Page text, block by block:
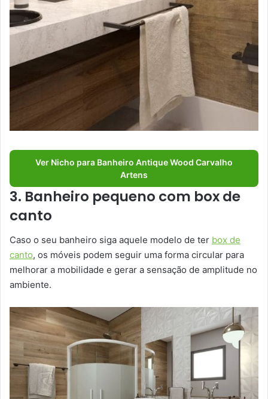
Ver Nicho para Banheiro Antique Wood Carvalho
Artens
3. Banheiro pequeno com box de
canto
Caso o seu banheiro siga aquele modelo de ter box de
canto, os móveis podem seguir uma forma circular para
melhorar a mobilidade e gerar a sensação de amplitude no
ambiente.